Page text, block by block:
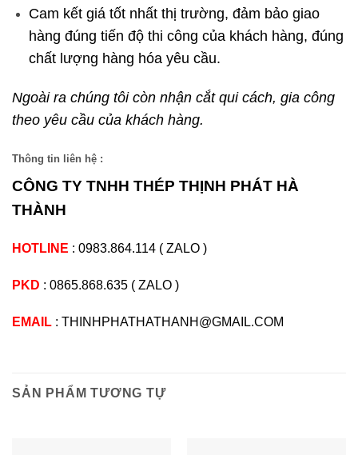
Cam kết giá tốt nhất thị trường, đảm bảo giao
hàng đúng tiến độ thi công của khách hàng, đúng
chất lượng hàng hóa yêu cầu.
Ngoài ra chúng tôi còn nhận cắt qui cách, gia công
theo yêu cầu của khách hàng.
Thông tin liên hệ :
CÔNG TY TNHH THÉP THỊNH PHÁT HÀ
THÀNH
HOTLINE : 0983.864.114 ( ZALO )
PKD : 0865.868.635 ( ZALO )
EMAIL : THINHPHATHATHANH@GMAIL.COM
SẢN PHẨM TƯƠNG TỰ